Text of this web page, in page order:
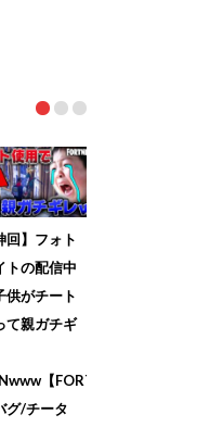
回】フォト
トの配信中
供がチート
て親ガチギ
【FORTNITE】
グ/チータ